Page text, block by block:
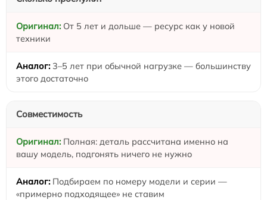
От 5 лет и дольше — ресурс как у новой
техники
3–5 лет при обычной нагрузке — большинству
этого достаточно
Совместимость
Полная: деталь рассчитана именно на
вашу модель, подгонять ничего не нужно
Подбираем по номеру модели и серии —
«примерно подходящее» не ставим